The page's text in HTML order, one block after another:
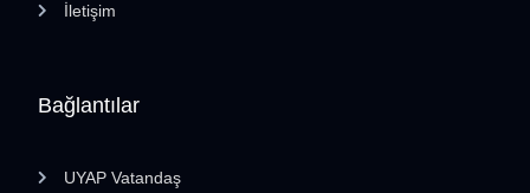
Bağlantılar
UYAP Vatandaş
İletişim